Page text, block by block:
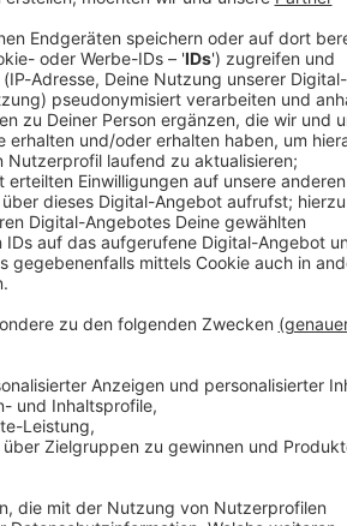
Jahr haben wir
viele rockende
ist was los!
gesammelt. Viel Spaß
Audiotitel
iOS